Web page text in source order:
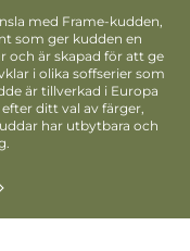
med Frame-kudden,
som ger kudden en
och är skapad för att ge
i olika soffserier som
är tillverkad i Europa
ditt val av färger,
har utbytbara och